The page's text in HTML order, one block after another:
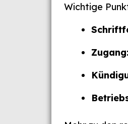
Wichtige
Zugang: